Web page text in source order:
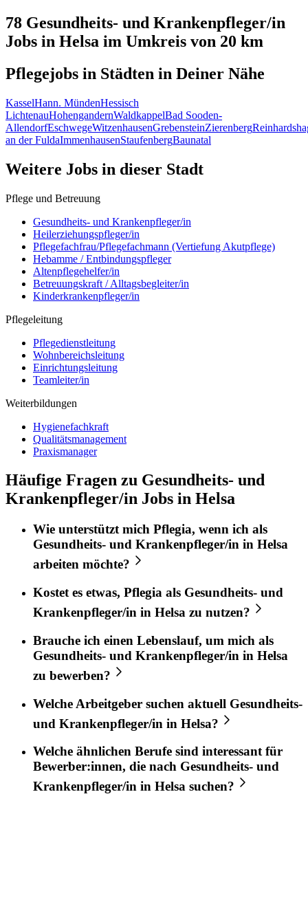
78 Gesundheits- und Krankenpfleger/in
Jobs in Helsa im Umkreis von 20 km
Pflegejobs in Städten in Deiner Nähe
KasselHann. MündenHessisch
LichtenauHohengandernWaldkappelBad Sooden-
AllendorfEschwegeWitzenhausenGrebensteinZierenberg
an der FuldaImmenhausenStaufenbergBaunatal
Weitere Jobs in dieser Stadt
Pflege und Betreuung
Gesundheits- und Krankenpfleger/in
Heilerziehungspfleger/in
Pflegefachfrau/Pflegefachmann (Vertiefung Akutpflege)
Hebamme / Entbindungspfleger
Altenpflegehelfer/in
Betreuungskraft / Alltagsbegleiter/in
Kinderkrankenpfleger/in
Pflegeleitung
Pflegedienstleitung
Wohnbereichsleitung
Einrichtungsleitung
Teamleiter/in
Weiterbildungen
Hygienefachkraft
Qualitätsmanagement
Praxismanager
Häufige Fragen zu Gesundheits- und
Krankenpfleger/in Jobs in Helsa
Wie unterstützt mich Pflegia, wenn ich als
Gesundheits- und Krankenpfleger/in in Helsa
arbeiten möchte?
Kostet es etwas, Pflegia als Gesundheits- und
Krankenpfleger/in in Helsa zu nutzen?
Brauche ich einen Lebenslauf, um mich als
Gesundheits- und Krankenpfleger/in in Helsa
zu bewerben?
Welche Arbeitgeber suchen aktuell Gesundheits-
und Krankenpfleger/in in Helsa?
Welche ähnlichen Berufe sind interessant für
Bewerber:innen, die nach Gesundheits- und
Krankenpfleger/in in Helsa suchen?